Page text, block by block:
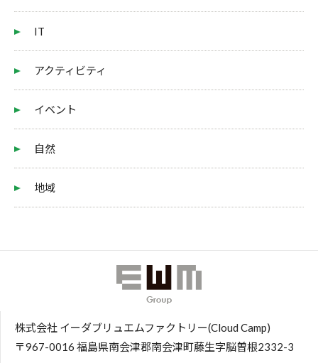
IT
アクティビティ
イベント
自然
地域
株式会社 イーダブリュエムファクトリー(Cloud Camp)
〒967-0016 福島県南会津郡南会津町藤生字脳曽根2332-3